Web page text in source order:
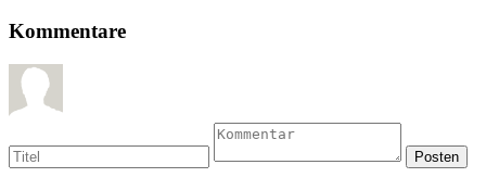
Kommentare